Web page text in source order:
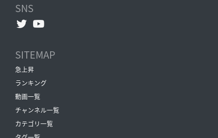
SNS
SITEMAP
急上昇
ランキング
動画一覧
チャンネル一覧
カテゴリ一覧